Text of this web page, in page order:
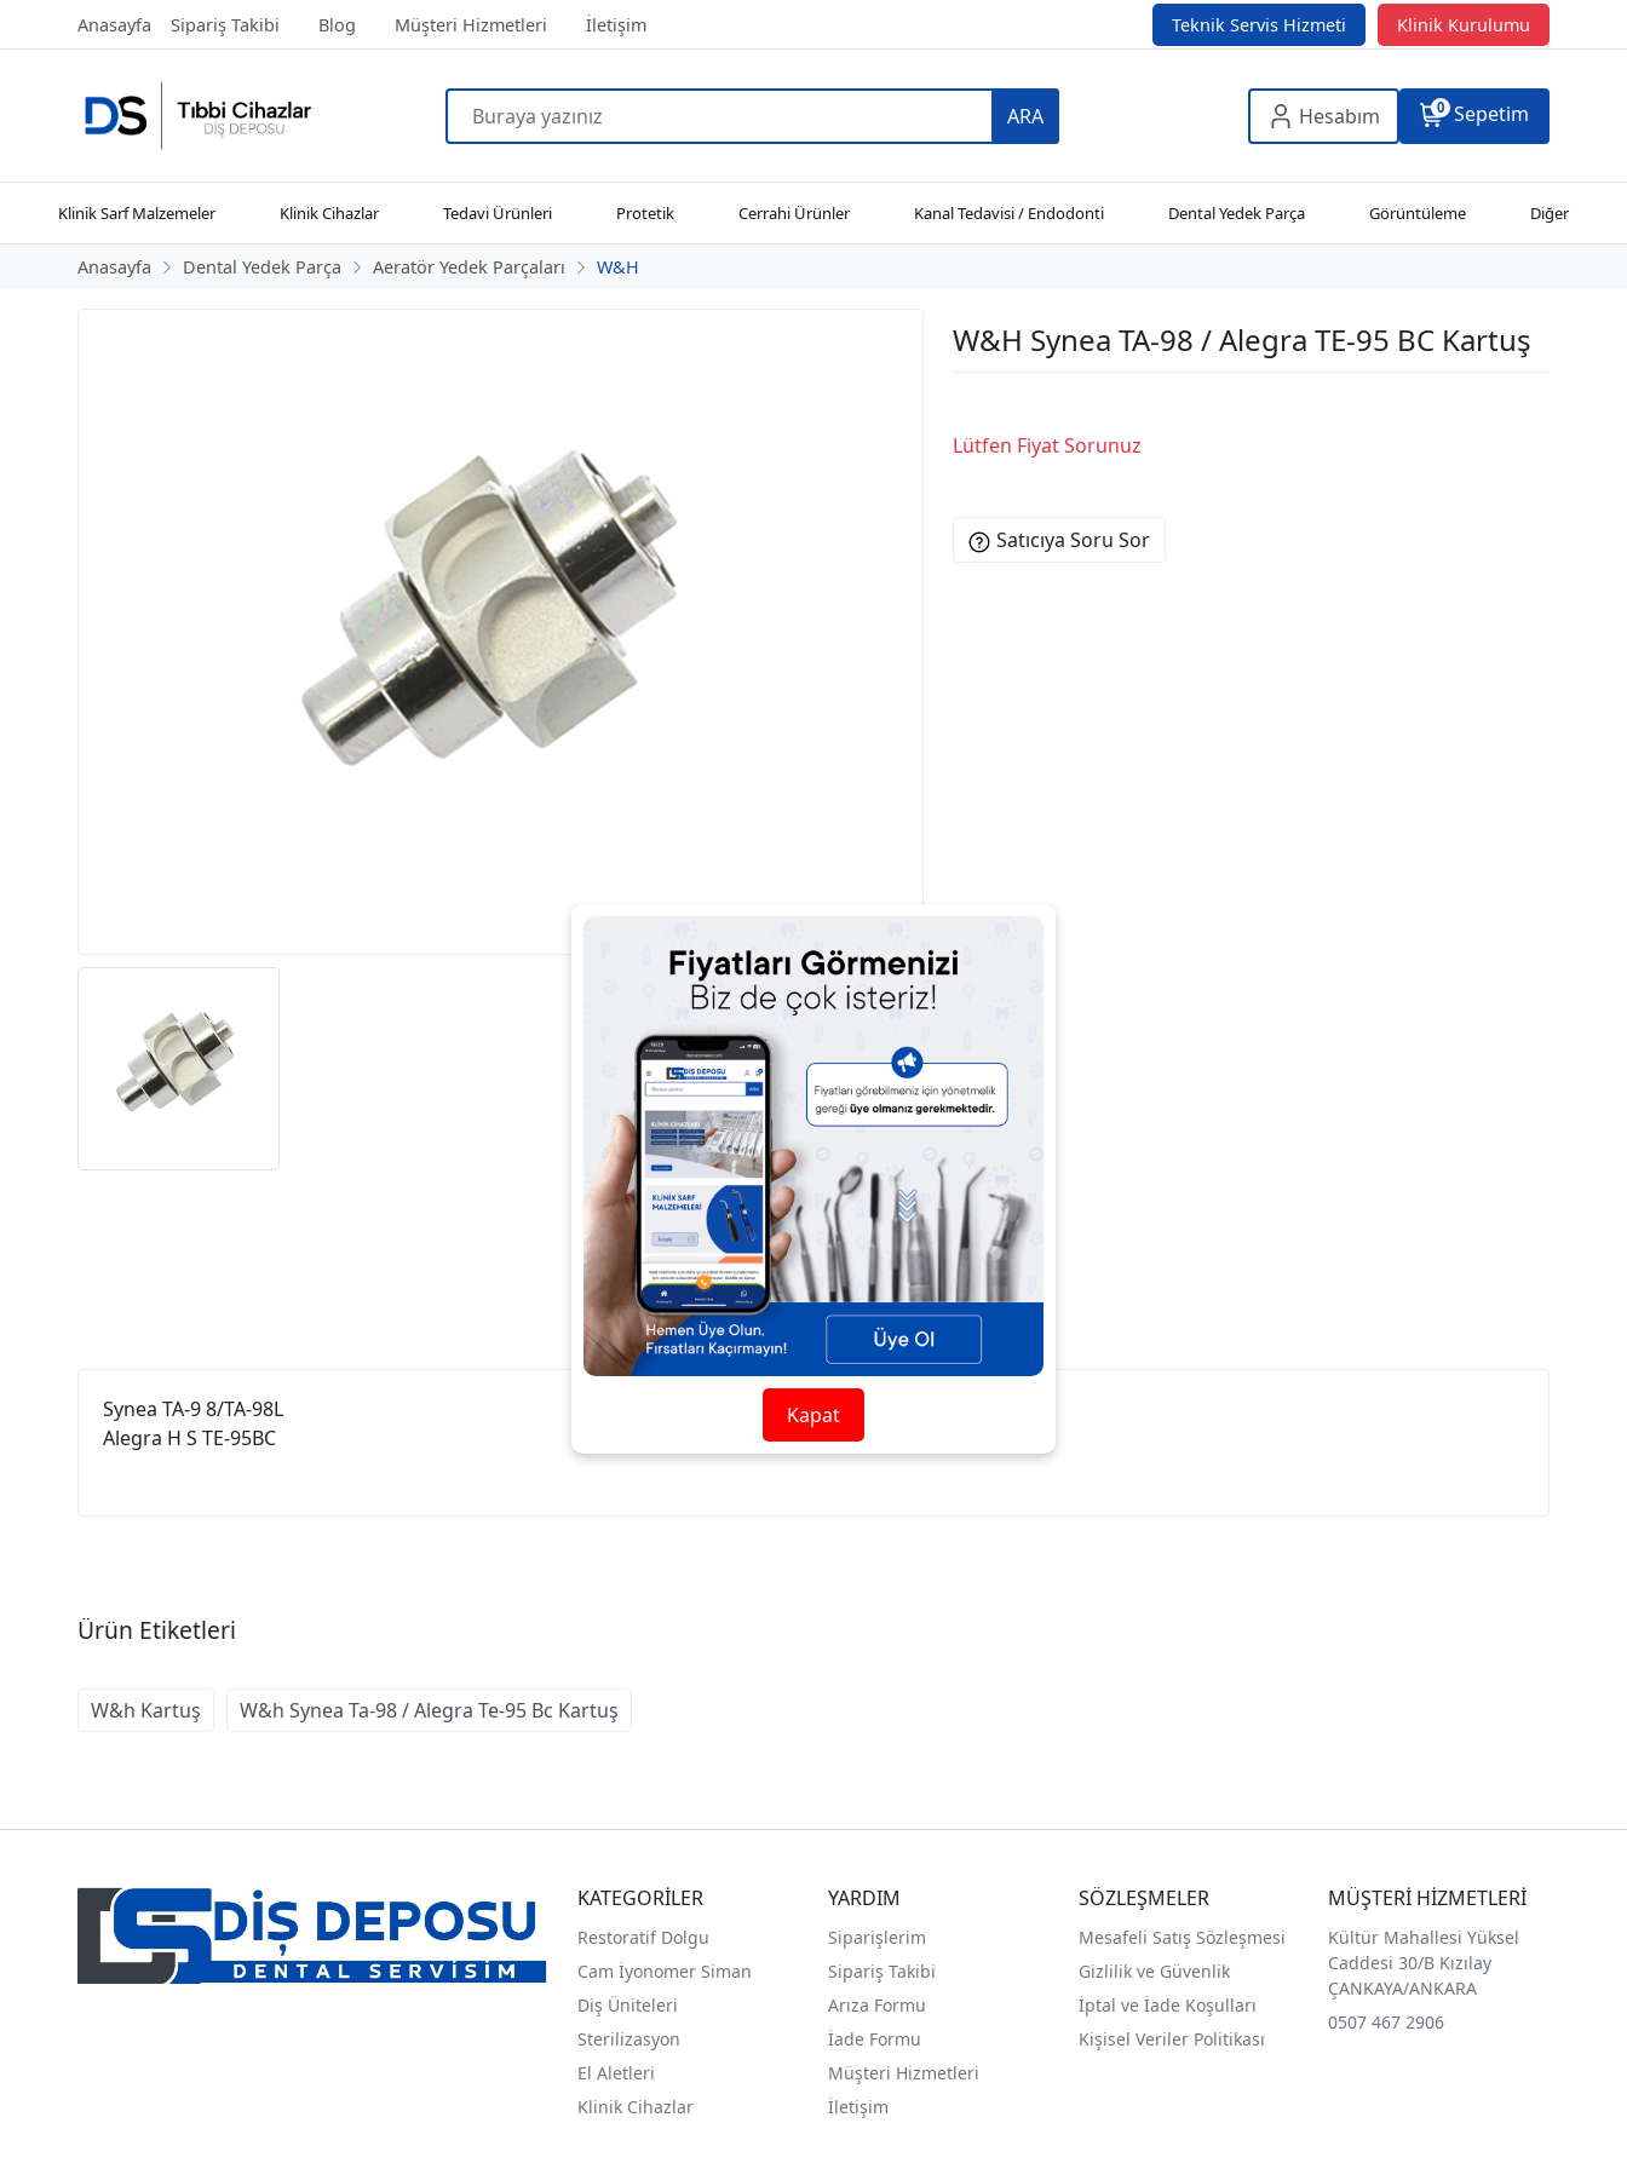
Anasayfa Sipariş Takibi Blog Müşteri Hizmetleri İletişim Teknik Servis Hizmeti Klinik Kurulumu
ARA Hesabım 0 Sepetim
Klinik Sarf Malzemeler Klinik Cihazlar Tedavi Ürünleri Protetik Cerrahi Ürünler Kanal Tedavisi / Endodonti Dental Yedek Parça Görüntüleme Diğer
Anasayfa Dental Yedek Parça Aeratör Yedek Parçaları W&H
W&H Synea TA-98 / Alegra TE-95 BC Kartuş
Lütfen Fiyat Sorunuz
Satıcıya Soru Sor
Ürün Açıklaması Ürün Yorumları
Synea TA-9 8/TA-98L
Alegra H S TE-95BC
Ürün Etiketleri
W&h Kartuş W&h Synea Ta-98 / Alegra Te-95 Bc Kartuş
KATEGORİLER
Restoratif Dolgu
Cam İyonomer Siman
Diş Üniteleri
Sterilizasyon
El Aletleri
Klinik Cihazlar
YARDIM
Siparişlerim
Sipariş Takibi
Arıza Formu
İade Formu
Müşteri Hizmetleri
İletişim
SÖZLEŞMELER
Mesafeli Satış Sözleşmesi
Gizlilik ve Güvenlik
İptal ve İade Koşulları
Kişisel Veriler Politikası
MÜŞTERİ HİZMETLERİ
Kültür Mahallesi Yüksel
Caddesi 30/B Kızılay
ÇANKAYA/ANKARA
0507 467 2906
Kapat